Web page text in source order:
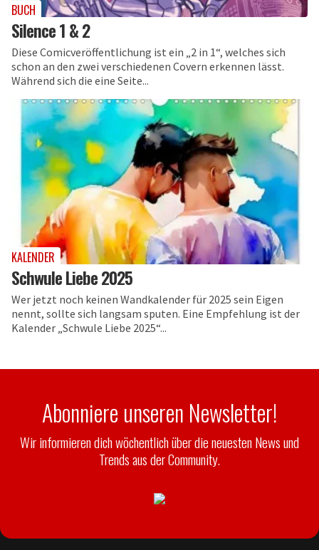
BUCH
Silence 1 & 2
Diese Comicveröffentlichung ist ein „2 in 1“, welches sich
schon an den zwei verschiedenen Covern erkennen lässt.
Während sich die eine Seite...
KALENDER
Schwule Liebe 2025
Wer jetzt noch keinen Wandkalender für 2025 sein Eigen
nennt, sollte sich langsam sputen. Eine Empfehlung ist der
Kalender „Schwule Liebe 2025“...
Abonniere unseren Newsletter!
Wir informieren dich wöchentlich über die neuesten News und
Trends aus der Community.